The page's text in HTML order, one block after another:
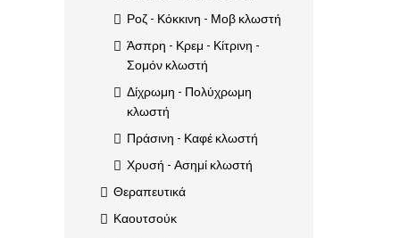
Ροζ - Κόκκινη - Μοβ κλωστή
Άσπρη - Κρεμ - Κίτρινη -
Σομόν κλωστή
Δίχρωμη - Πολύχρωμη
κλωστή
Πράσινη - Καφέ κλωστή
Χρυσή - Ασημί κλωστή
Θεραπευτικά
Καουτσούκ